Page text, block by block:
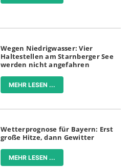
Wegen Niedrigwasser: Vier
Haltestellen am Starnberger See
werden nicht angefahren
MEHR LESEN ...
Wetterprognose für Bayern: Erst
große Hitze, dann Gewitter
MEHR LESEN ...